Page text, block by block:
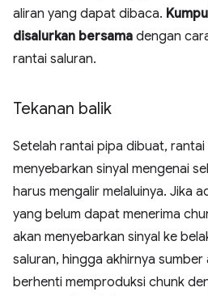
aliran yang dapat dibaca.
disalurkan bersama dengan
rantai saluran.
Tekanan balik
Setelah rantai pipa dibuat,
menyebarkan sinyal mengenai
harus mengalir melaluinya. Jika
yang belum dapat menerima
akan menyebarkan sinyal ke
saluran, hingga akhirnya sumber
berhenti memproduksi chunk